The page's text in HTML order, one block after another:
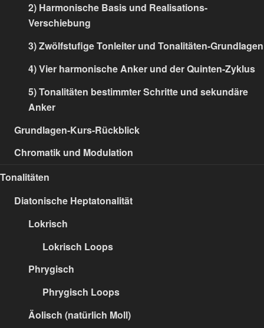
2) Harmonische Basis und Realisations-
Verschiebung
3) Zwölfstufige Tonleiter und Tonalitäten-Grundlagen
4) Vier harmonische Anker und der Quinten-Zyklus
5) Tonalitäten bestimmter Schritte und sekundäre
Anker
Grundlagen-Kurs-Rückblick
Chromatik und Modulation
Tonalitäten
Diatonische Heptatonalität
Lokrisch
Lokrisch Loops
Phrygisch
Phrygisch Loops
Äolisch (natürlich Moll)